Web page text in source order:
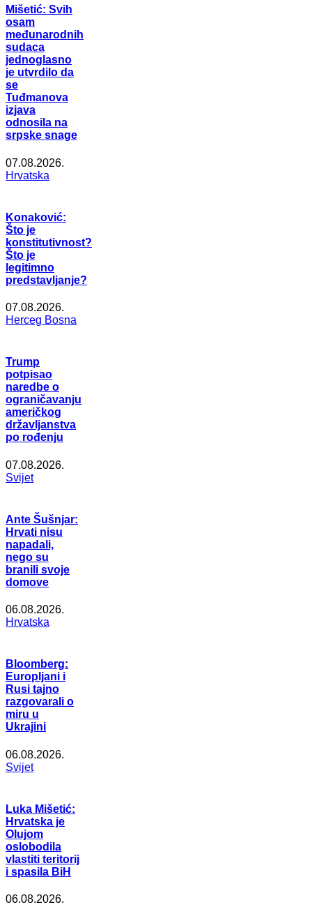
Mišetić: Svih
osam
međunarodnih
sudaca
jednoglasno
je utvrdilo da
se
Tuđmanova
izjava
odnosila na
srpske snage
07.08.2026.
Hrvatska
Konaković:
Što je
konstitutivnost?
Što je
legitimno
predstavljanje?
07.08.2026.
Herceg Bosna
Trump
potpisao
naredbe o
ograničavanju
američkog
državljanstva
po rođenju
07.08.2026.
Svijet
Ante Šušnjar:
Hrvati nisu
napadali,
nego su
branili svoje
domove
06.08.2026.
Hrvatska
Bloomberg:
Europljani i
Rusi tajno
razgovarali o
miru u
Ukrajini
06.08.2026.
Svijet
Luka Mišetić:
Hrvatska je
Olujom
oslobodila
vlastiti teritorij
i spasila BiH
06.08.2026.